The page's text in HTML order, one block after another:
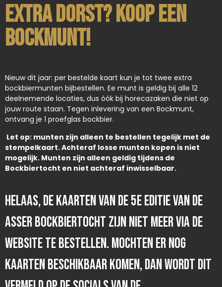
Extra dorst? Koop een
bockmunt!
Nieuw dit jaar: per bestelde kaart kun je tot twee extra
bockbiermunten bijbestellen. Ee munt is geldig bij alle 12
deelnemende locaties, dus óók bij horecazaken die niet op
jouw route staan. Tegen inlevering van een Bockmunt,
ontvang je 1 proefglas bockbier.
Let op: munten zijn alleen te bestellen tegelijk met de
stempelkaart. Achteraf losse munten kopen is niet
mogelijk. Munten zijn alleen geldig tijdens de
Bockbiertocht en niet achteraf inwisselbaar.
Helaas, de kaarten van de 5e editie van de
Asser Bockbiertocht zijn niet meer via de
website te bestellen. Mochten er nog
kaarten beschikbaar komen, dan wordt dit